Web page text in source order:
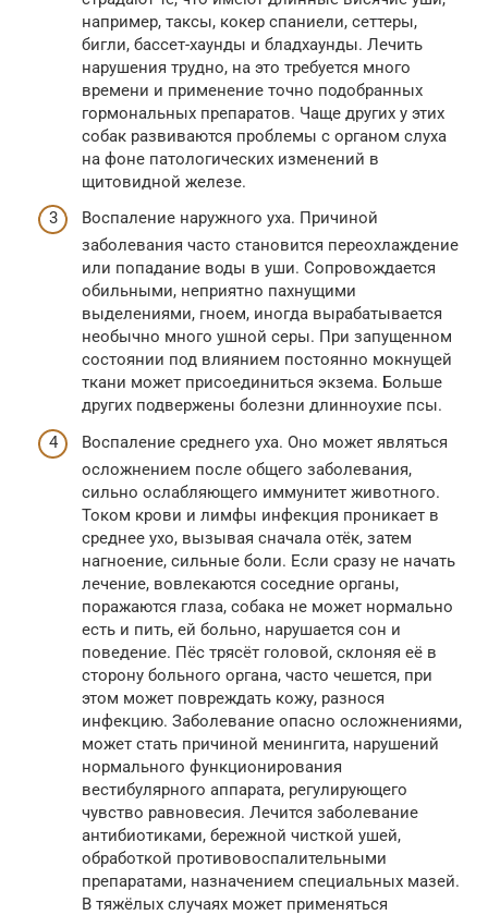
например, таксы, кокер спаниели, сеттеры,
бигли, бассет-хаунды и бладхаунды. Лечить
нарушения трудно, на это требуется много
времени и применение точно подобранных
гормональных препаратов. Чаще других у этих
собак развиваются проблемы с органом слуха
на фоне патологических изменений в
щитовидной железе.
Воспаление наружного уха. Причиной
заболевания часто становится переохлаждение
или попадание воды в уши. Сопровождается
обильными, неприятно пахнущими
выделениями, гноем, иногда вырабатывается
необычно много ушной серы. При запущенном
состоянии под влиянием постоянно мокнущей
ткани может присоединиться экзема. Больше
других подвержены болезни длинноухие псы.
Воспаление среднего уха. Оно может являться
осложнением после общего заболевания,
сильно ослабляющего иммунитет животного.
Током крови и лимфы инфекция проникает в
среднее ухо, вызывая сначала отёк, затем
нагноение, сильные боли. Если сразу не начать
лечение, вовлекаются соседние органы,
поражаются глаза, собака не может нормально
есть и пить, ей больно, нарушается сон и
поведение. Пёс трясёт головой, склоняя её в
сторону больного органа, часто чешется, при
этом может повреждать кожу, разнося
инфекцию. Заболевание опасно осложнениями,
может стать причиной менингита, нарушений
нормального функционирования
вестибулярного аппарата, регулирующего
чувство равновесия. Лечится заболевание
антибиотиками, бережной чисткой ушей,
обработкой противовоспалительными
препаратами, назначением специальных мазей.
В тяжёлых случаях может применяться